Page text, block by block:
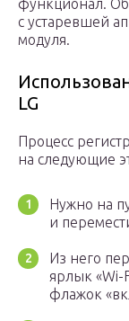
функционал.
с устаревшей
модуля.
LG
Процесс
на следующие
Нужно на
и
Из него
ярлык «Wi-
флажок